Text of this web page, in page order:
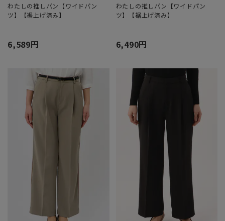
わたしの推しパン【ワイドパン
ツ】【裾上げ済み】
6,589円
わたしの推しパン【ワイドパン
ツ】【裾上げ済み】
6,490円